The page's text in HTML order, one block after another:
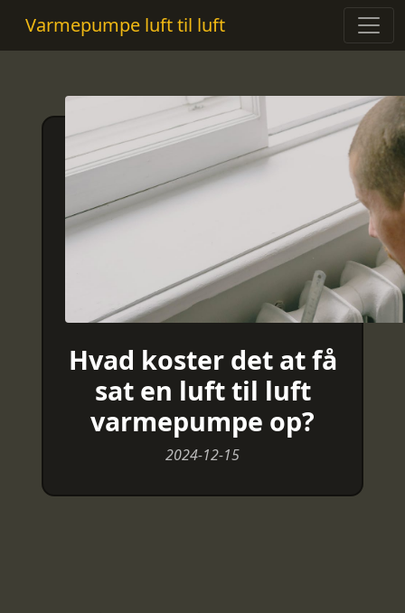
Varmepumpe luft til luft
Hvad koster det at få
sat en luft til luft
varmepumpe op?
2024-12-15